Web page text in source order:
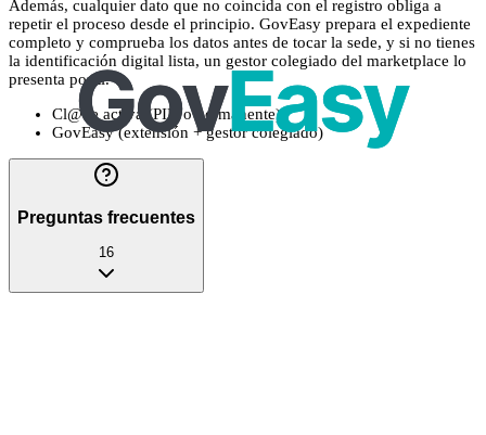
Además, cualquier dato que no coincida con el registro obliga a
repetir el proceso desde el principio. GovEasy prepara el expediente
completo y comprueba los datos antes de tocar la sede, y si no tienes
la identificación digital lista, un gestor colegiado del marketplace lo
presenta por ti.
Cl@ve activa (PIN o permanente)
GovEasy (extensión + gestor colegiado)
Preguntas frecuentes
16